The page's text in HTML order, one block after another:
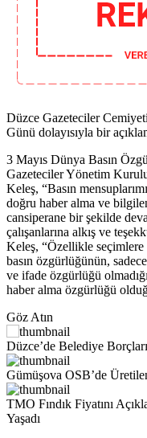
Düzce Gazeteciler
Günü dolayısıyla bir
3 Mayıs Dünya Basın
Gazeteciler Yönetim
Keleş, “Basın
doğru haber alma ve
cansiperane bir şekilde
çalışanlarına alkış ve
Keleş, “Özellikle seçimlere
basın özgürlüğünün,
ve ifade özgürlüğü
haber alma özgürlüğü
Göz Atın
Düzce’de Belediye
Gümüşova OSB’de
TMO Fındık Fiyatını
Yaşadı